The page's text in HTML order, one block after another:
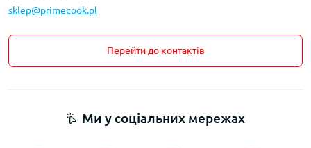
sklep@primecook.pl
Перейти до контактів
Ми у соціальних мережах